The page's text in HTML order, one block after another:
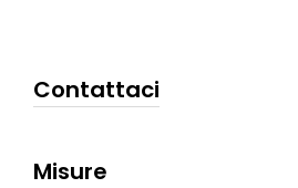
Contattaci
Misure